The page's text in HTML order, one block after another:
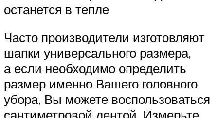
останется в тепле
Часто производители изготовляют
шапки универсального размера,
а если необходимо определить
размер именно Вашего головного
убора, Вы можете воспользоваться
сантиметровой лентой. Измерьте